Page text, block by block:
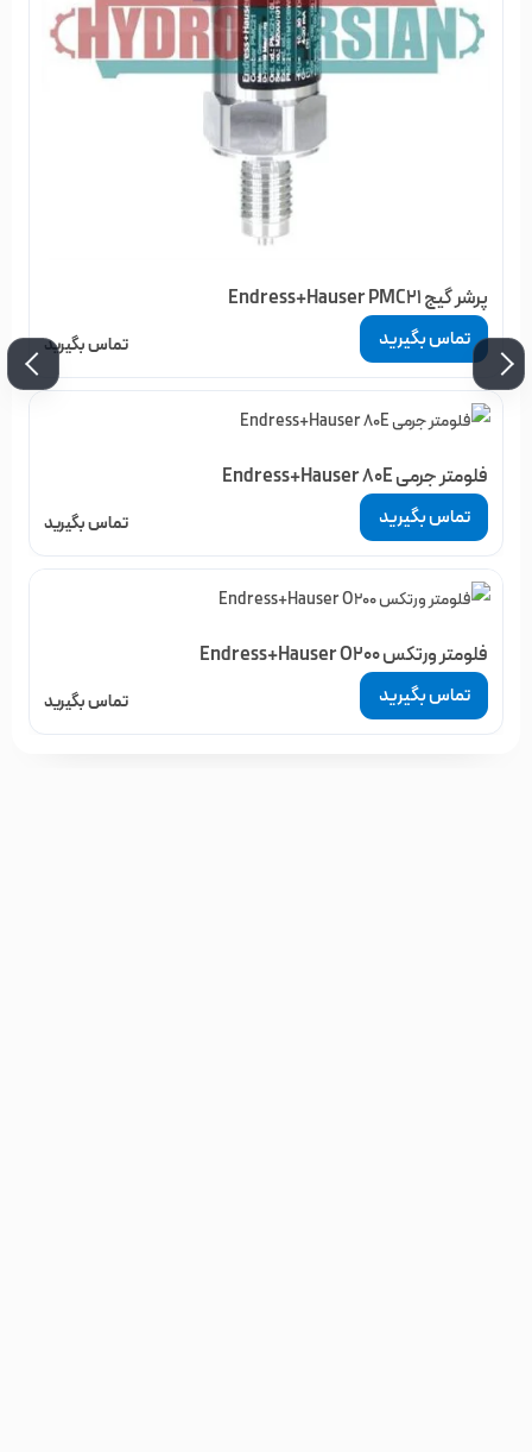
پرشر گیج Endress+Hauser PMC21
تماس بگیرید تماس بگیرید
فلومتر جرمی Endress+Hauser 80E
تماس بگیرید تماس بگیرید
فلومتر ورتکس Endress+Hauser O200
تماس بگیرید تماس بگیرید